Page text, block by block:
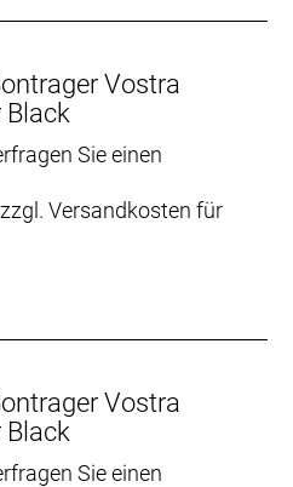
Vostra
Black
Sie einen
Versandkosten für
Vostra
Black
Sie einen